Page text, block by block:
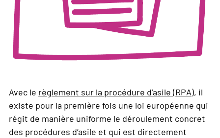
Avec le règlement sur la procédure d’asile (RPA), il
existe pour la première fois une loi européenne qui
régit de manière uniforme le déroulement concret
des procédures d’asile et qui est directement